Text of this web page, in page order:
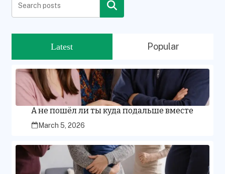
Search
Latest Popular
А не пошёл ли ты куда подальше вместе
March 5, 2026